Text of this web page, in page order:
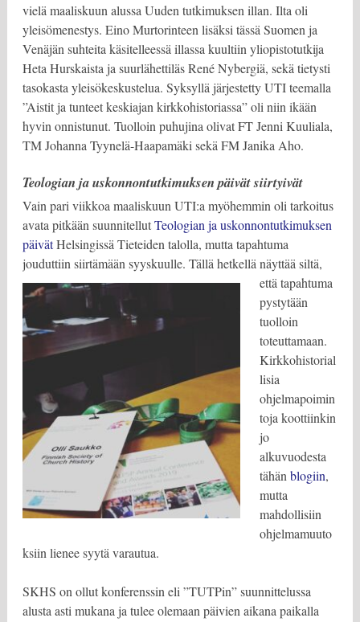
vielä maaliskuun alussa Uuden tutkimuksen illan. Ilta oli
yleisömenestys. Eino Murtorinteen lisäksi tässä Suomen ja
Venäjän suhteita käsitelleessä illassa kuultiin yliopistotutkija
Heta Hurskaista ja suurlähettiläs René Nybergiä, sekä tietysti
tasokasta yleisökeskustelua. Syksyllä järjestetty UTI teemalla
”Aistit ja tunteet keskiajan kirkkohistoriassa” oli niin ikään
hyvin onnistunut. Tuolloin puhujina olivat FT Jenni Kuuliala,
TM Johanna Tyynelä-Haapamäki sekä FM Janika Aho.
Teologian ja uskonnontutkimuksen päivät siirtyivät
Vain pari viikkoa maaliskuun UTI:a myöhemmin oli tarkoitus
avata pitkään suunnitellutTeologian ja uskonnontutkimuksen
päivätHelsingissä Tieteiden talolla, mutta tapahtuma
jouduttiin siirtämään syyskuulle. Tällä hetkellä näyttää siltä,
että tapahtuma
pystytään
tuolloin
toteuttamaan.
Kirkkohistorial
lisia
ohjelmapoimin
toja koottiinkin
jo
alkuvuodesta
tähän blogiin,
mutta
mahdollisiin
ohjelmamuuto
ksiin lienee syytä varautua.
SKHS on ollut konferenssin eli ”TUTPin” suunnittelussa
alusta asti mukana ja tulee olemaan päivien aikana paikalla